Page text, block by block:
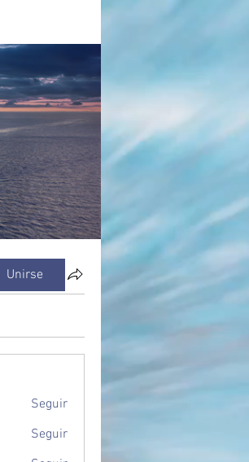
Unirse
Seguir
Seguir